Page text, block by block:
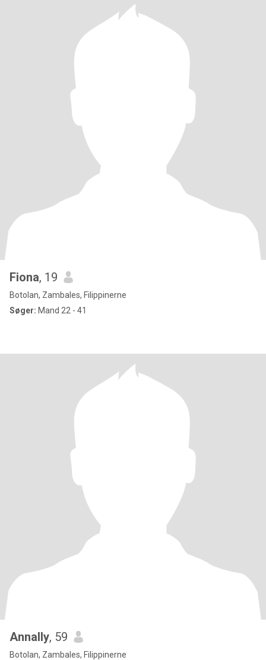
Fiona, 19
Botolan, Zambales, Filippinerne
Søger: Mand 22 - 41
Annally, 59
Botolan, Zambales, Filippinerne